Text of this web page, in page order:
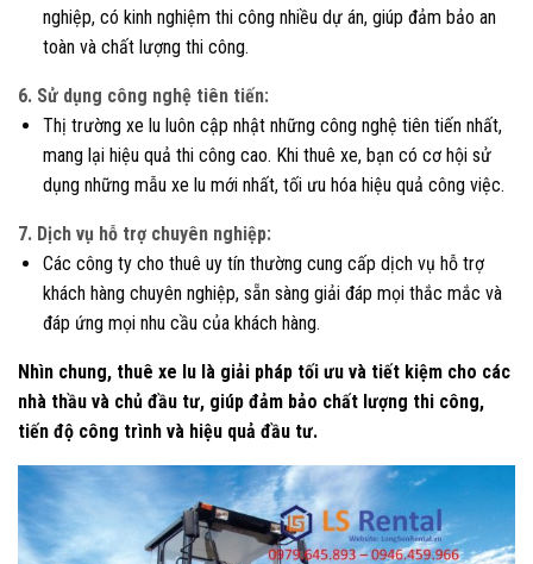
nghiệp, có kinh nghiệm thi công nhiều dự án, giúp đảm bảo an
toàn và chất lượng thi công.
6. Sử dụng công nghệ tiên tiến:
Thị trường xe lu luôn cập nhật những công nghệ tiên tiến nhất,
mang lại hiệu quả thi công cao. Khi thuê xe, bạn có cơ hội sử
dụng những mẫu xe lu mới nhất, tối ưu hóa hiệu quả công việc.
7. Dịch vụ hỗ trợ chuyên nghiệp:
Các công ty cho thuê uy tín thường cung cấp dịch vụ hỗ trợ
khách hàng chuyên nghiệp, sẵn sàng giải đáp mọi thắc mắc và
đáp ứng mọi nhu cầu của khách hàng.
Nhìn chung, thuê xe lu là giải pháp tối ưu và tiết kiệm cho các
nhà thầu và chủ đầu tư, giúp đảm bảo chất lượng thi công,
tiến độ công trình và hiệu quả đầu tư.